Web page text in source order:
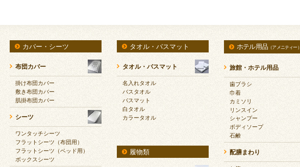
カバー・シーツ
布団カバー
掛け布団カバー
敷き布団カバー
肌掛布団カバー
シーツ
ワンタッチシーツ
フラットシーツ（布団用）
フラットシーツ（ベッド用）
ボックスシーツ
タオル・バスマット
タオル・バスマット
名入れタオル
バスタオル
バスマット
白タオル
カラータオル
履物類
ホテル用品 （アメニティー）
旅館・ホテル用品
歯ブラシ
巾着
カミソリ
リンスイン
シャンプー
ボディソープ
石鹸
配膳まわり